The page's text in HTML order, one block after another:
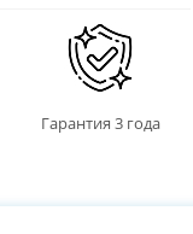
Гарантия 3 года